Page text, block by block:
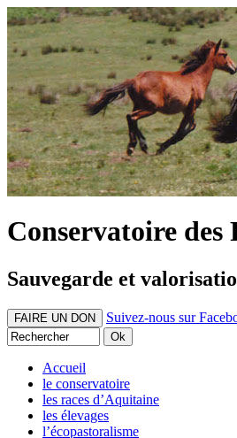
Conservatoire des
Sauvegarde et
FAIRE UN DON Suivez-nous sur
Accueil
le conservatoire
les races d’Aquitaine
les élevages
l’écopastoralisme